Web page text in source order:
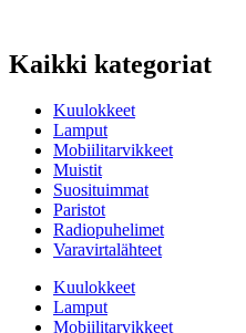
Kaikki kategoriat
Kuulokkeet
Lamput
Mobiilitarvikkeet
Muistit
Suosituimmat
Paristot
Radiopuhelimet
Varavirtalähteet
Kuulokkeet
Lamput
Mobiilitarvikkeet